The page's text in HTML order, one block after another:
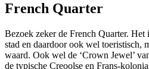
French Quarter
Bezoek zeker de French Quarter.
stad en daardoor ook wel toeristisch,
waard. Ook wel de ‘Crown Jewel’
de typische Creoolse en Frans-